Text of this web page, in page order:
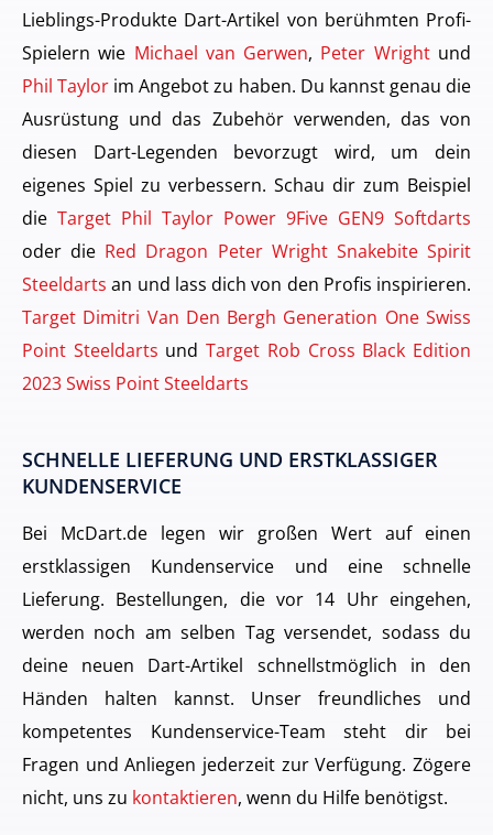
Lieblings-Produkte Dart-Artikel von berühmten Profi-
Spielern wie Michael van Gerwen, Peter Wrightund
Phil Taylor im Angebot zu haben. Du kannst genau die
Ausrüstung und das Zubehör verwenden, das von
diesen Dart-Legenden bevorzugt wird, um dein
eigenes Spiel zu verbessern. Schau dir zum Beispiel
die Target Phil Taylor Power 9Five GEN9 Softdarts
oder die Red Dragon Peter Wright Snakebite Spirit
Steeldarts an und lass dich von den Profis inspirieren.
Target Dimitri Van Den Bergh Generation One Swiss
Point Steeldarts undTarget Rob Cross Black Edition
2023 Swiss Point Steeldarts
SCHNELLE LIEFERUNG UND ERSTKLASSIGER
KUNDENSERVICE
Bei McDart.de legen wir großen Wert auf einen
erstklassigen Kundenservice und eine schnelle
Lieferung. Bestellungen, die vor 14 Uhr eingehen,
werden noch am selben Tag versendet, sodass du
deine neuen Dart-Artikel schnellstmöglich in den
Händen halten kannst. Unser freundliches und
kompetentes Kundenservice-Team steht dir bei
Fragen und Anliegen jederzeit zur Verfügung. Zögere
nicht, uns zu kontaktieren, wenn du Hilfe benötigst.